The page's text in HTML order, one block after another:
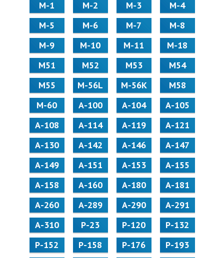
М-1 М-2 М-3
М-4
М-5
М-6 М-7
М-8
М-9
М-10 М-11
М-18
М51
М52 М53
М54
М55
M-56L M-56K
М58
M-60
А-100 А-104
А-105
А-108
А-114 А-119
А-121
А-130
А-142 А-146
А-147
А-149
А-151 А-153
А-155
А-158
А-160 А-180
А-181
А-260
А-289 А-290
А-291
А-310
Р-23 Р-120
Р-132
Р-152
Р-158 Р-176
Р-193